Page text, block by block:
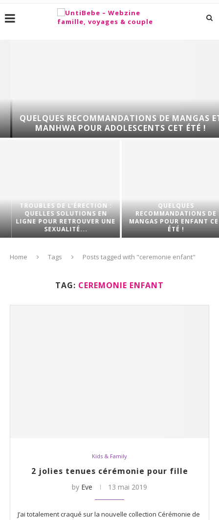
QUELQUES RECOMMANDATIONS DE MANGAS ET
MANHWA POUR ADOLESCENTS CET ÉTÉ !
TROUBLES DE L’ÉRECTION :
QUELLES SOLUTIONS EN
LIGNE POUR RETROUVER UNE
SEXUALITÉ...
QUELQUES
RECOMMANDATIONS DE
MANGAS POUR ENFANT CET
ÉTÉ !
Home Tags Posts tagged with "ceremonie enfant"
TAG: CEREMONIE ENFANT
Kids & Family
2 jolies tenues cérémonie pour fille
by Eve 13 mai 2019
J’ai totalement craqué sur la nouvelle collection Cérémonie de